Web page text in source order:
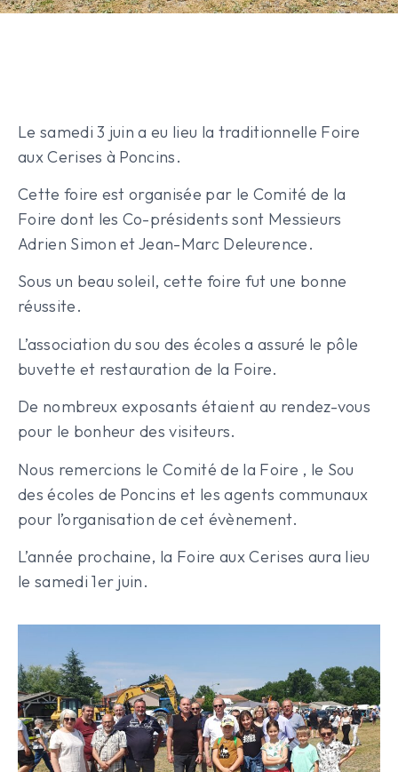
Le samedi 3 juin a eu lieu la traditionnelle Foire
aux Cerises à Poncins.
Cette foire est organisée par le Comité de la
Foire dont les Co-présidents sont Messieurs
Adrien Simon et Jean-Marc Deleurence.
Sous un beau soleil, cette foire fut une bonne
réussite.
L’association du sou des écoles a assuré le pôle
buvette et restauration de la Foire.
De nombreux exposants étaient au rendez-vous
pour le bonheur des visiteurs.
Nous remercions le Comité de la Foire , le Sou
des écoles de Poncins et les agents communaux
pour l’organisation de cet évènement.
L’année prochaine, la Foire aux Cerises aura lieu
le samedi 1er juin.